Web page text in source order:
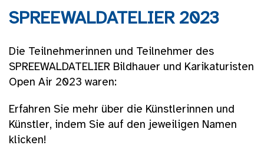
SPREEWALDATELIER 2023
Die Teilnehmerinnen und Teilnehmer des
SPREEWALDATELIER Bildhauer und Karikaturisten
Open Air 2023 waren:
Erfahren Sie mehr über die Künstlerinnen und
Künstler, indem Sie auf den jeweiligen Namen
klicken!